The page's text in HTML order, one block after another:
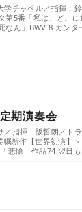
学チャペル／指揮：
第5番「私は、どこ
ん」BWV 8 カンタ
期演奏会
指揮：阪哲朗／ト
新作【世界初演】
悲愴」作品74 翌日